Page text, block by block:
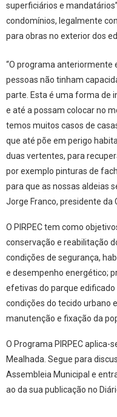
superficiários e
condomínios, legalmente
para obras no exterior dos
“O programa anteriormente
pessoas não tinham
parte. Esta é uma forma de
e até a possam colocar no
temos muitos casos de
que até põe em perigo
duas vertentes, para
por exemplo pinturas de
para que as nossas aldeias
Jorge Franco, presidente da
O PIRPEC tem como
conservação e reabilitação
condições de segurança,
e desempenho energético;
efetivas do parque
condições do tecido urbano
manutenção e fixação da
O Programa PIRPEC aplica-
Mealhada. Segue para
Assembleia Municipal e
ao da sua publicação no